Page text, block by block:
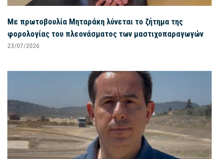
Με πρωτοβουλία Μηταράκη λύνεται το ζήτημα της
φορολογίας του πλεονάσματος των μαστιχοπαραγωγών
23/07/2026